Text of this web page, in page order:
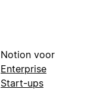
Notion voor
Enterprise
Start-ups